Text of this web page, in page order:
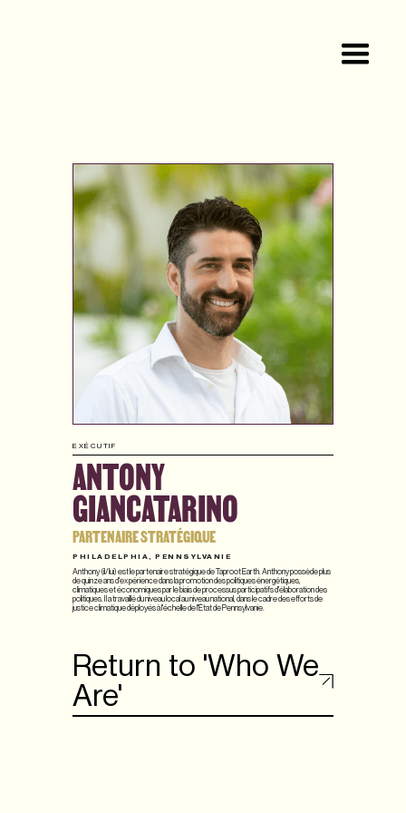
EXÉCUTIF
ANTONY
GIANCATARINO
PARTENAIRE STRATÉGIQUE
PHILADELPHIA, PENNSYLVANIE
Anthony (il/lui) est le partenaire stratégique de Taproot Earth. Anthony possède plus
de quinze ans d'expérience dans la promotion des politiques énergétiques,
climatiques et économiques par le biais de processus participatifs d'élaboration des
politiques. Il a travaillé du niveau local au niveau national, dans le cadre des efforts de
justice climatique déployés à l'échelle de l'État de Pennsylvanie.
Return to 'Who We
Are'